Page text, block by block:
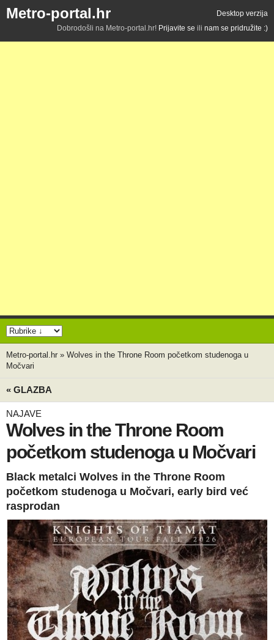
Metro-portal.hr
Desktop verzija
Dobrodošli na Metro-portal.hr! Prijavite se ili nam se pridružite :)
Metro-portal.hr » Wolves in the Throne Room početkom studenoga u
Močvari
« GLAZBA
NAJAVE
Wolves in the Throne Room
početkom studenoga u Močvari
Black metalci Wolves in the Throne Room
početkom studenoga u Močvari, early bird već
rasprodan